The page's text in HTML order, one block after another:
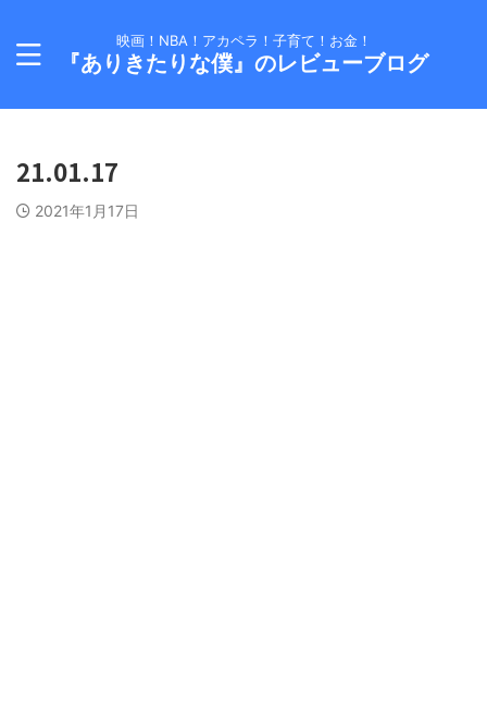
映画！NBA！アカペラ！子育て！お金！
『ありきたりな僕』のレビューブログ
21.01.17
2021年1月17日